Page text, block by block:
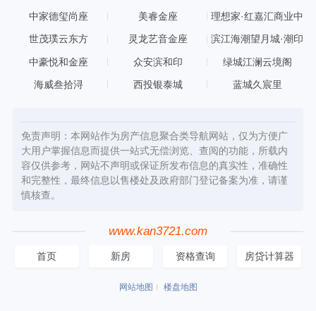
中家德玺尚座 美睿金座
理想家·红嘉汇商业中
世茂璞云东方 灵龙艺音金座 滨江海潮望月城·潮印
中豪悦和金座 众安滨和印 绿城江澜云境阁
海威叁拾浔 西投银泰城 蓝城久宸里
免责声明：本网站作为房产信息聚合类导航网站，仅为方便广
大用户掌握信息而提供一站式无偿浏览、查阅的功能，所载内
容仅供参考，网站不声明或保证所发布信息的真实性，准确性
和完整性，最终信息以售楼处及政府部门登记备案为准，请谨
慎核查。
www.kan3721.com
首页 新房 资格查询 房贷计算器
网站地图 楼盘地图